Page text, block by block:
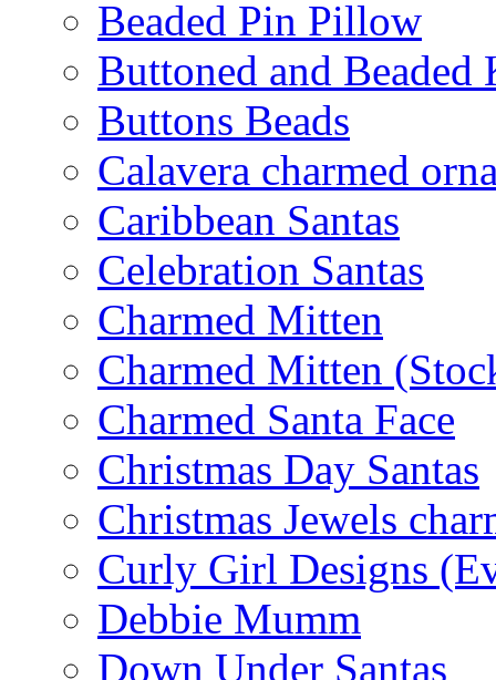
Beaded Pin Pillow
Buttoned and Beaded
Buttons Beads
Calavera charmed
Caribbean Santas
Celebration Santas
Charmed Mitten
Charmed Mitten
Charmed Santa Face
Christmas Day Santas
Christmas Jewels
Curly Girl Designs
Debbie Mumm
Down Under Santas